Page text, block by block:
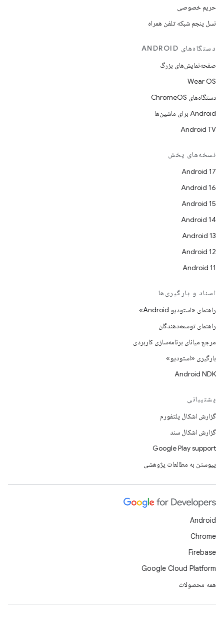
حریم خصوصی
نسل پنجم شبکه تلفن همراه
دستگاه‌های ANDROID
صفحه‌نمایش‌های بزرگ
Wear OS
دستگاه‌های ChromeOS
Android برای ماشین‌ها
Android TV
نسخه‌های پخش
Android 17
Android 16
Android 15
Android 14
Android 13
Android 12
Android 11
اسناد و بارگیری‌ها
راهنمای «استودیو Android»
راهنمای توسعه‌دهندگان
مرجع میانای برنامه‌سازی کاربردی
بارگیری «استودیو»
Android NDK
پشتیبانی
گزارش اشکال پلتفورم
گزارش اشکال سند
Google Play support
پیوستن به مطالعات پژوهشی
Android
Chrome
Firebase
Google Cloud Platform
همه محصولات